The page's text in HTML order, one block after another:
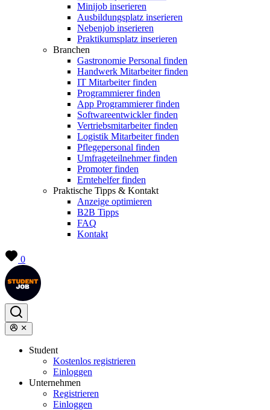
Minijob inserieren
Ausbildungsplatz inserieren
Nebenjob inserieren
Praktikumsplatz inserieren
Branchen
Gastronomie Personal finden
Handwerk Mitarbeiter finden
IT Mitarbeiter finden
Programmierer finden
App Programmierer finden
Softwareentwickler finden
Vertriebsmitarbeiter finden
Logistik Mitarbeiter finden
Pflegepersonal finden
Umfrageteilnehmer finden
Promoter finden
Erntehelfer finden
Praktische Tipps & Kontakt
Anzeige optimieren
B2B Tipps
FAQ
Kontakt
0
Student
Kostenlos registrieren
Einloggen
Unternehmen
Registrieren
Einloggen